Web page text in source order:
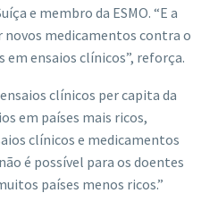
e membro da ESMO. “E a
novos medicamentos contra o
em ensaios clínicos”, reforça.
clínicos per capita da
em países mais ricos,
clínicos e medicamentos
é possível para os doentes
países menos ricos.”